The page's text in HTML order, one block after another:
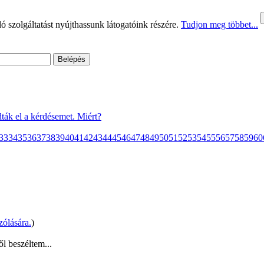
nyújthassunk látogatóink részére. Tudjon meg többet...
el a kérdésemet. Miért?
343536373839404142434445464748495051 525354555657585960
)
beszéltem...